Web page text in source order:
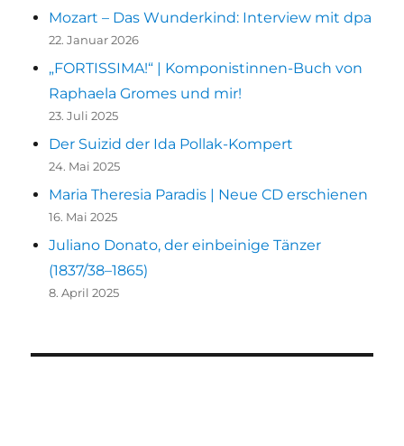
Mozart – Das Wunderkind: Interview mit dpa
22. Januar 2026
„FORTISSIMA!“ | Komponistinnen-Buch von
Raphaela Gromes und mir!
23. Juli 2025
Der Suizid der Ida Pollak-Kompert
24. Mai 2025
Maria Theresia Paradis | Neue CD erschienen
16. Mai 2025
Juliano Donato, der einbeinige Tänzer
(1837/38–1865)
8. April 2025